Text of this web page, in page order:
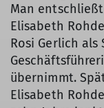
Man
Elisabeth
Rosi Gerlich
übernimmt.
Elisabeth